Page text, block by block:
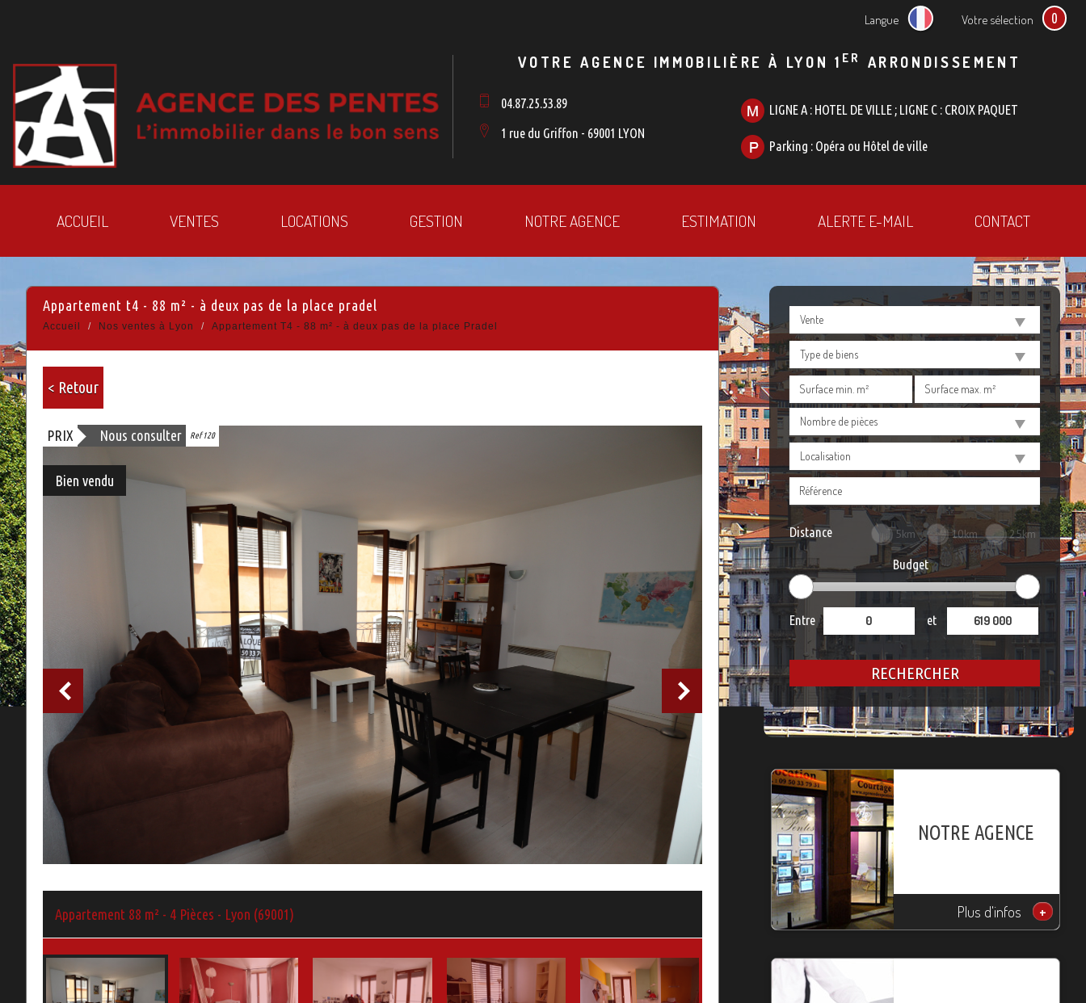
Langue Votre sélection 0
VOTRE AGENCE IMMOBILIÈRE À LYON 1 ER ARRONDISSEMENT
04.87.25.53.89
1 rue du Griffon - 69001 LYON
LIGNE A : HOTEL DE VILLE ; LIGNE C : CROIX PAQUET
Parking : Opéra ou Hôtel de ville
ACCUEIL VENTES LOCATIONS GESTION NOTRE AGENCE ESTIMATION ALERTE E-MAIL CONTACT
Vente
Type de biens
Nombre de pièces
Localisation
Distance 5km 10km 25km
Budget
Entre et
RECHERCHER
appartement t4 - 88 m² - à deux pas de la place pradel
Accueil Nos ventes à Lyon Appartement T4 - 88 m² - à deux pas de la place Pradel
< Retour
Appartement 88 m² - 4 Pièces - Lyon (69001)
PRIX Nous consulter Ref 120
Bien vendu
NOTRE AGENCE
Plus d'infos +